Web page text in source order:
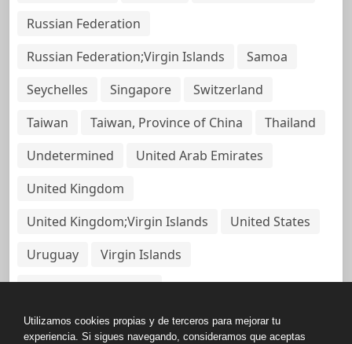
Russian Federation
Russian Federation;Virgin Islands
Samoa
Seychelles
Singapore
Switzerland
Taiwan
Taiwan, Province of China
Thailand
Undetermined
United Arab Emirates
United Kingdom
United Kingdom;Virgin Islands
United States
Uruguay
Virgin Islands
Virgin Islands, British
Utilizamos cookies propias y de terceros para mejorar tu
experiencia. Si sigues navegando, consideramos que aceptas